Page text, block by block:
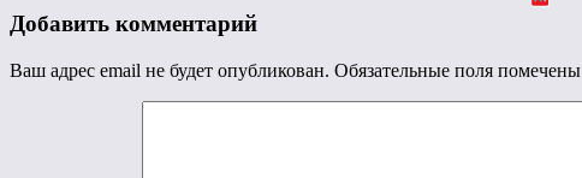
Добавить комментарий
Ваш адрес email не будет опубликован. Обязательные поля помечены